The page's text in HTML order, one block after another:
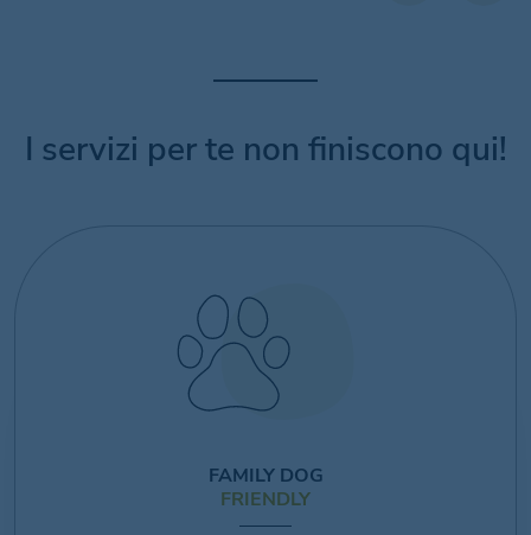
I servizi per te non finiscono qui!
FAMILY DOG
FRIENDLY